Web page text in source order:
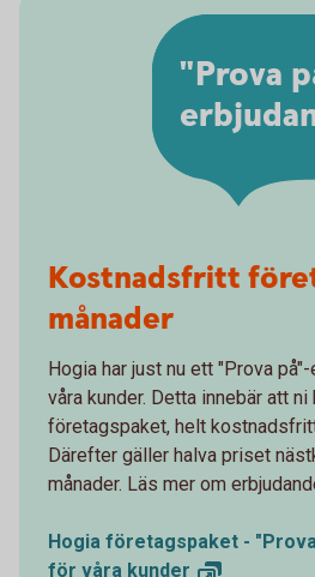
"Prova
Kostnadsfritt
månader
Hogia har just nu ett "Prova
våra kunder. Detta innebär att
företagspaket, helt
Därefter gäller halva priset
månader. Läs mer om
Hogia företagspaket -
för våra kunder